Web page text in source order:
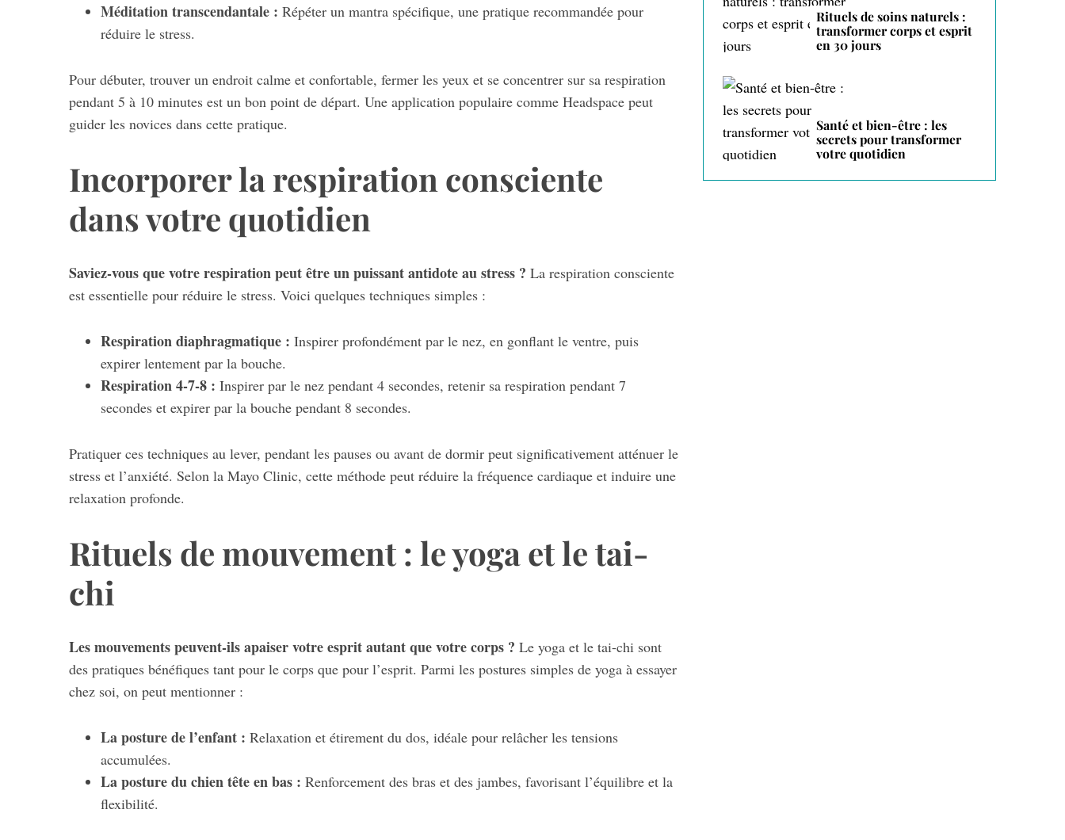
Méditation transcendantale : Répéter un mantra spécifique, une pratique recommandée pour
réduire le stress.
Pour débuter, trouver un endroit calme et confortable, fermer les yeux et se concentrer sur sa respiration
pendant 5 à 10 minutes est un bon point de départ. Une application populaire comme Headspace peut
guider les novices dans cette pratique.
Incorporer la respiration consciente
dans votre quotidien
Saviez-vous que votre respiration peut être un puissant antidote au stress ? La respiration consciente
est essentielle pour réduire le stress. Voici quelques techniques simples :
Respiration diaphragmatique : Inspirer profondément par le nez, en gonflant le ventre, puis
expirer lentement par la bouche.
Respiration 4-7-8 : Inspirer par le nez pendant 4 secondes, retenir sa respiration pendant 7
secondes et expirer par la bouche pendant 8 secondes.
Pratiquer ces techniques au lever, pendant les pauses ou avant de dormir peut significativement atténuer le
stress et l’anxiété. Selon la Mayo Clinic, cette méthode peut réduire la fréquence cardiaque et induire une
relaxation profonde.
Rituels de mouvement : le yoga et le tai-
chi
Les mouvements peuvent-ils apaiser votre esprit autant que votre corps ? Le yoga et le tai-chi sont
des pratiques bénéfiques tant pour le corps que pour l’esprit. Parmi les postures simples de yoga à essayer
chez soi, on peut mentionner :
La posture de l’enfant : Relaxation et étirement du dos, idéale pour relâcher les tensions
accumulées.
La posture du chien tête en bas : Renforcement des bras et des jambes, favorisant l’équilibre et la
flexibilité.
Rituels de soins naturels :
transformer corps et esprit
en 30 jours
Santé et bien-être : les
secrets pour transformer
votre quotidien